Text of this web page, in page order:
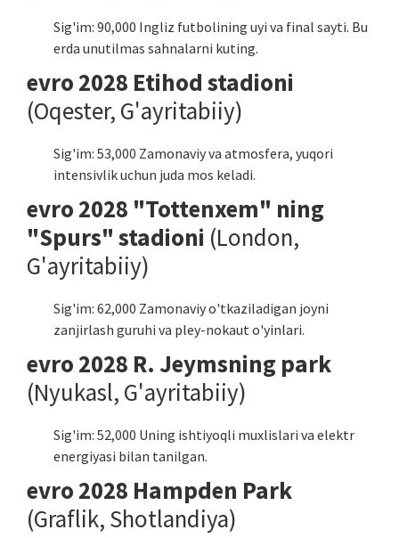
Sig'im: 90,000 Ingliz futbolining uyi va final sayti. Bu
erda unutilmas sahnalarni kuting.
evro 2028 Etihod stadioni
(Oqester, G'ayritabiiy)
Sig'im: 53,000 Zamonaviy va atmosfera, yuqori
intensivlik uchun juda mos keladi.
evro 2028 "Tottenxem" ning
"Spurs" stadioni (London,
G'ayritabiiy)
Sig'im: 62,000 Zamonaviy o'tkaziladigan joyni
zanjirlash guruhi va pley-nokaut o'yinlari.
evro 2028 R. Jeymsning park
(Nyukasl, G'ayritabiiy)
Sig'im: 52,000 Uning ishtiyoqli muxlislari va elektr
energiyasi bilan tanilgan.
evro 2028 Hampden Park
(Graflik, Shotlandiya)